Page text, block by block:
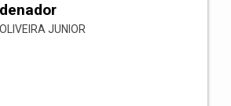
JUNIOR